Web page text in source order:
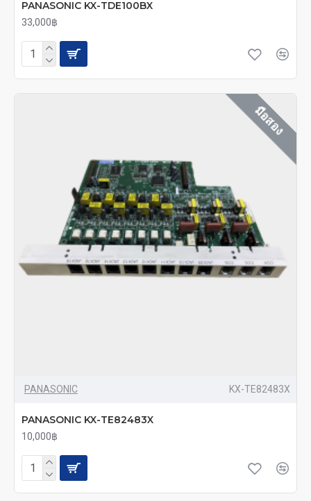
PANASONIC KX-TDE100BX
33,000฿
มือสอง
PANASONIC KX-TE82483X
PANASONIC KX-TE82483X
10,000฿